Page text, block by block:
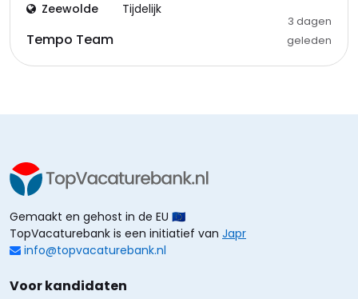
Zeewolde Tijdelijk
Tempo Team
3 dagen
geleden
Gemaakt en gehost in de EU 🇪🇺
TopVacaturebank is een initiatief van Japr
info@topvacaturebank.nl
Voor kandidaten